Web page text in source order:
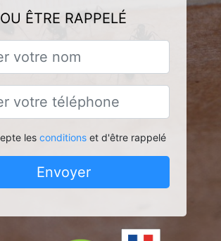
OU ÊTRE RAPPELÉ
les conditionset d'être rappelé
Envoyer